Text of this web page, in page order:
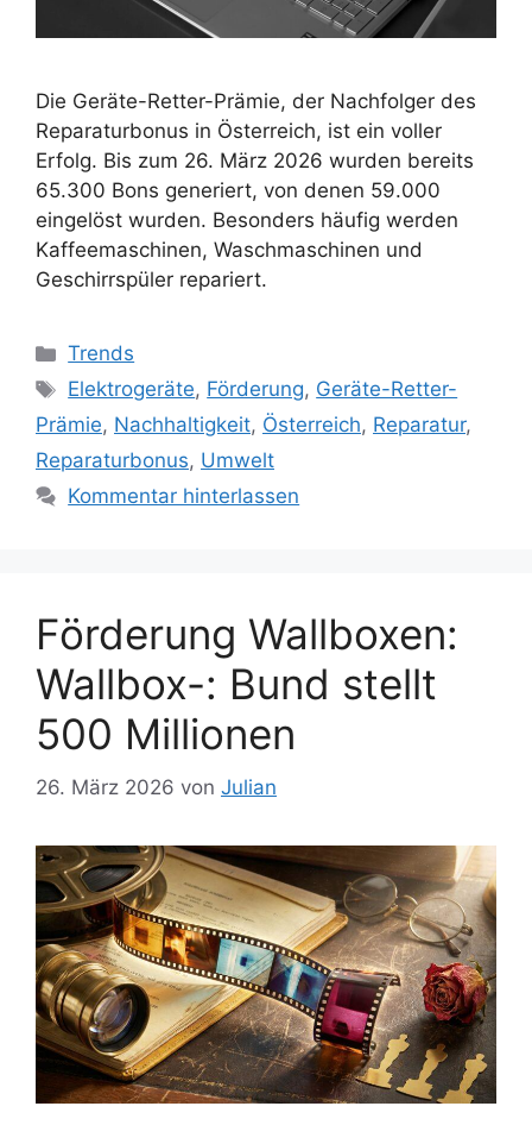
Die Geräte-Retter-Prämie, der Nachfolger des
Reparaturbonus in Österreich, ist ein voller
Erfolg. Bis zum 26. März 2026 wurden bereits
65.300 Bons generiert, von denen 59.000
eingelöst wurden. Besonders häufig werden
Kaffeemaschinen, Waschmaschinen und
Geschirrspüler repariert.
Kategorien
Trends
Schlagwörter
Elektrogeräte, Förderung, Geräte-Retter-
Prämie, Nachhaltigkeit, Österreich, Reparatur,
Reparaturbonus, Umwelt
Kommentar hinterlassen
Förderung Wallboxen:
Wallbox-: Bund stellt
500 Millionen
26. März 2026 von Julian